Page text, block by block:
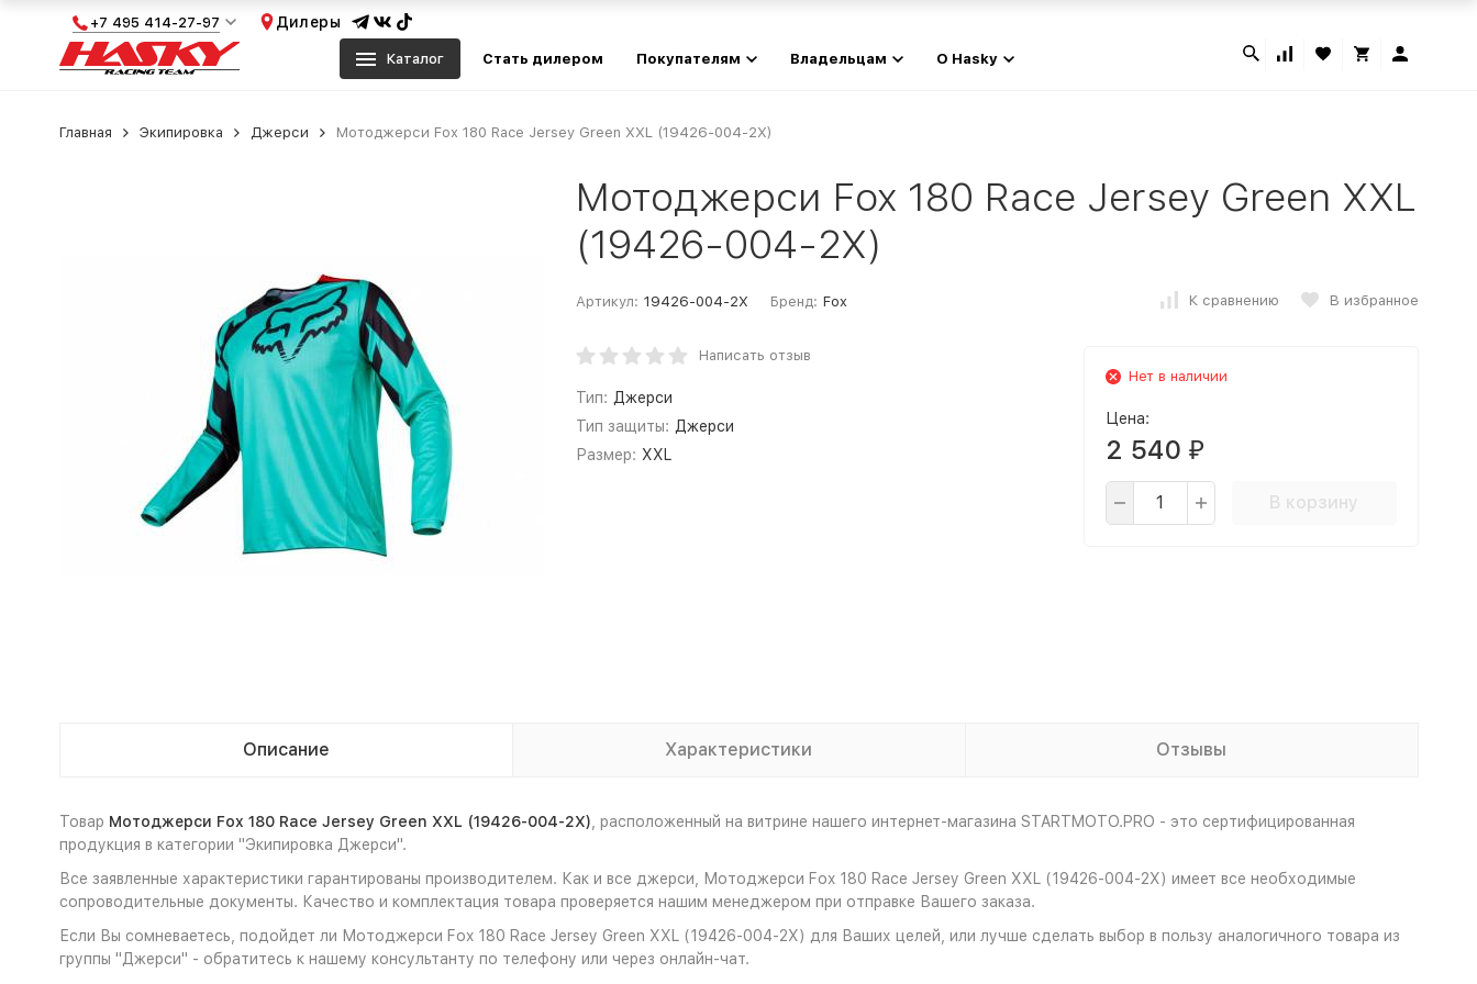
+7 495 414-27-97 Дилеры
Каталог Стать дилером Покупателям Владельцам О Hasky
Главная Экипировка Джерси Мотоджерси Fox 180 Race Jersey Green XXL (19426-004-2X)
Мотоджерси Fox 180 Race Jersey Green XXL
(19426-004-2X)
Артикул: 19426-004-2X Бренд: Fox К сравнению В избранное
Написать отзыв
Тип: Джерси
Тип защиты: Джерси
Размер: XXL
Нет в наличии
Цена:
2 540 ₽
В корзину
Описание Характеристики Отзывы
Товар Мотоджерси Fox 180 Race Jersey Green XXL (19426-004-2X) , расположенный на витрине нашего интернет-магазина STARTMOTO.PRO - это сертифицированная
продукция в категории "Экипировка Джерси".
Все заявленные характеристики гарантированы производителем. Как и все джерси, Мотоджерси Fox 180 Race Jersey Green XXL (19426-004-2X) имеет все необходимые
сопроводительные документы. Качество и комплектация товара проверяется нашим менеджером при отправке Вашего заказа.
Если Вы сомневаетесь, подойдет ли Мотоджерси Fox 180 Race Jersey Green XXL (19426-004-2X) для Ваших целей, или лучше сделать выбор в пользу аналогичного товара из
группы "Джерси" - обратитесь к нашему консультанту по телефону или через онлайн-чат.